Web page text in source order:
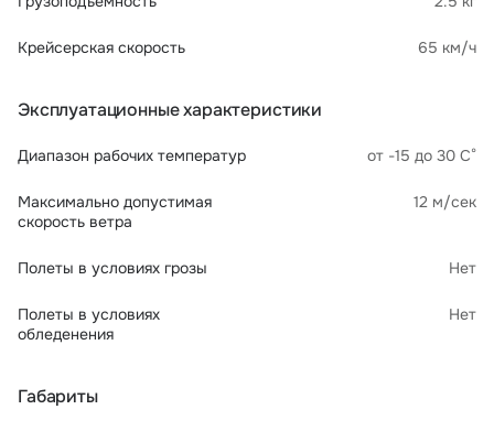
Крейсерская скорость 65 км/ч
Эксплуатационные характеристики
Диапазон рабочих температур от -15 до 30 С°
Максимально допустимая
скорость ветра
12 м/сек
Полеты в условиях грозы Нет
Полеты в условиях
обледенения
Нет
Габариты